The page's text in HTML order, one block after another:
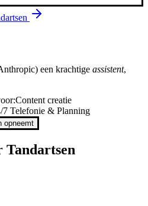
een krachtige assistent,
Content creatie
7 Telefonie & Planning
opneemt
Tandartsen